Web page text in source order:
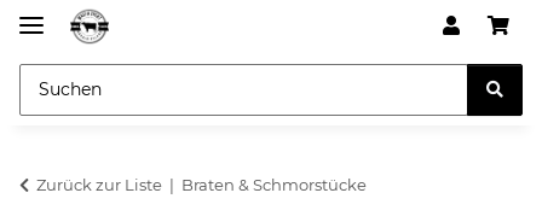
Zurück zur Liste Braten & Schmorstücke